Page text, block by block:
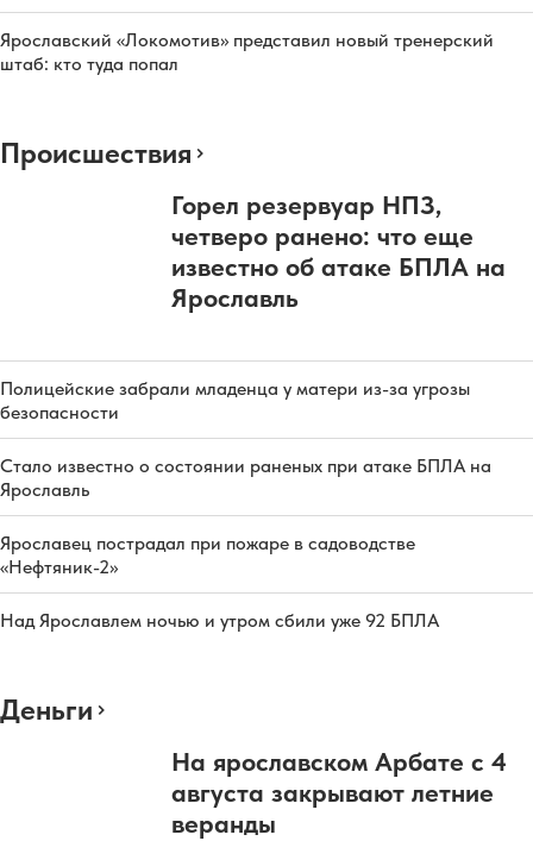
Ярославский «Локомотив» представил новый тренерский
штаб: кто туда попал
Происшествия
Горел резервуар НПЗ,
четверо ранено: что еще
известно об атаке БПЛА на
Ярославль
Полицейские забрали младенца у матери из-за угрозы
безопасности
Стало известно о состоянии раненых при атаке БПЛА на
Ярославль
Ярославец пострадал при пожаре в садоводстве
«Нефтяник-2»
Над Ярославлем ночью и утром сбили уже 92 БПЛА
Деньги
На ярославском Арбате с 4
августа закрывают летние
веранды